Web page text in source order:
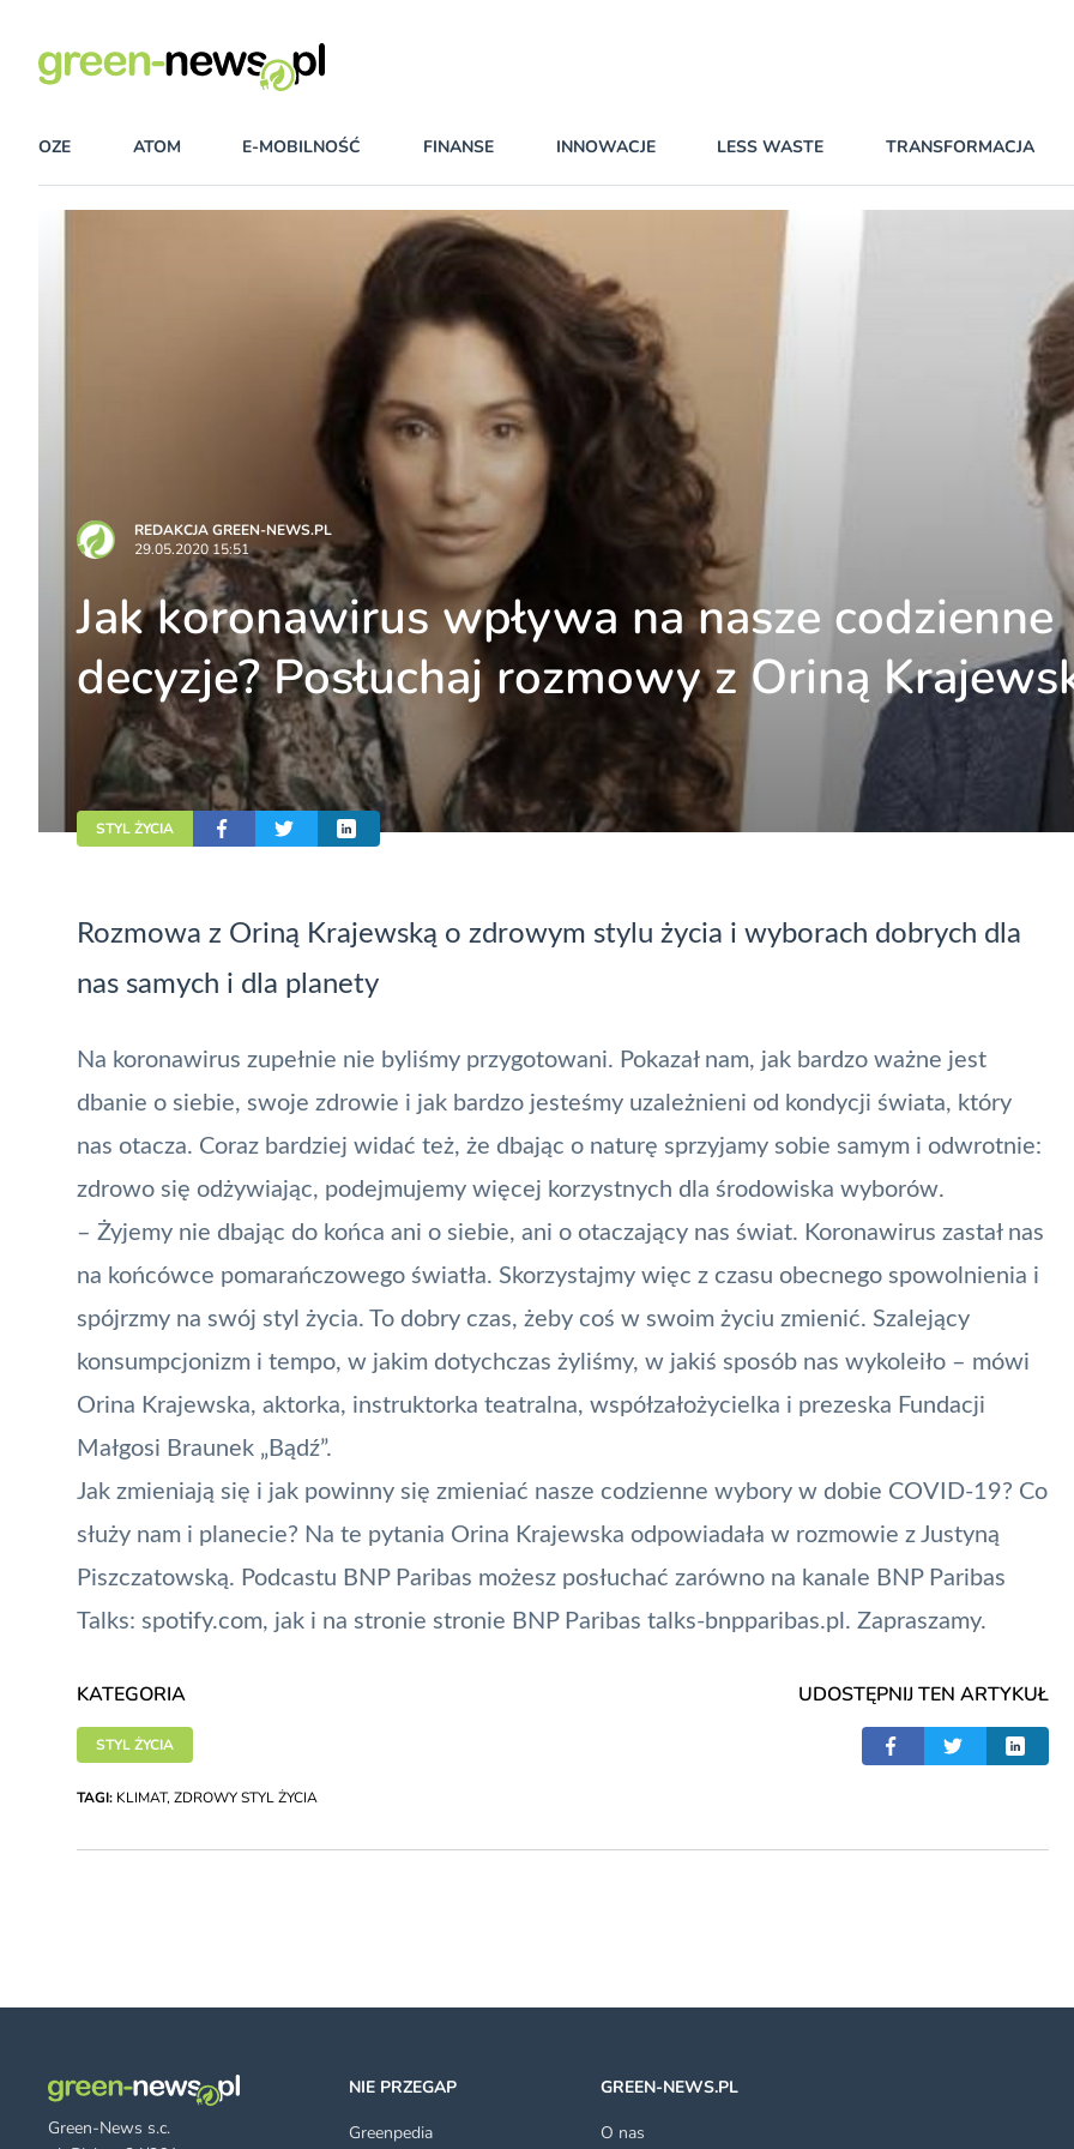
OZE ATOM E-MOBILNOŚĆ FINANSE INNOWACJE LESS WASTE TRANSFORMACJA
REDAKCJA GREEN-NEWS.PL
29.05.2020 15:51
Jak koronawirus wpływa na nasze codzienne
decyzje? Posłuchaj rozmowy z Oriną
STYL ŻYCIA
Rozmowa z Oriną Krajewską o zdrowym stylu życia i wyborach dobrych dla
nas samych i dla planety
Na koronawirus zupełnie nie byliśmy przygotowani. Pokazał nam, jak bardzo ważne jest
dbanie o siebie, swoje zdrowie i jak bardzo jesteśmy uzależnieni od kondycji świata, który
nas otacza. Coraz bardziej widać też, że dbając o naturę sprzyjamy sobie samym i odwrotnie:
zdrowo się odżywiając, podejmujemy więcej korzystnych dla środowiska wyborów.
– Żyjemy nie dbając do końca ani o siebie, ani o otaczający nas świat. Koronawirus zastał nas
na końcówce pomarańczowego światła. Skorzystajmy więc z czasu obecnego spowolnienia i
spójrzmy na swój styl życia. To dobry czas, żeby coś w swoim życiu zmienić. Szalejący
konsumpcjonizm i tempo, w jakim dotychczas żyliśmy, w jakiś sposób nas wykoleiło – mówi
Orina Krajewska, aktorka, instruktorka teatralna, współzałożycielka i prezeska Fundacji
Małgosi Braunek „Bądź”.
Jak zmieniają się i jak powinny się zmieniać nasze codzienne wybory w dobie COVID-19? Co
służy nam i planecie? Na te pytania Orina Krajewska odpowiadała w rozmowie z Justyną
Piszczatowską. Podcastu BNP Paribas możesz posłuchać zarówno na kanale BNP Paribas
Talks: spotify.com, jak i na stronie stronie BNP Paribas talks-bnpparibas.pl . Zapraszamy.
KATEGORIA
STYL ŻYCIA
UDOSTĘPNIJ TEN ARTYKUŁ
TAGI: KLIMAT, ZDROWY STYL ŻYCIA
Green-News s.c.
NIE PRZEGAP
Greenpedia
GREEN-NEWS.PL
O nas